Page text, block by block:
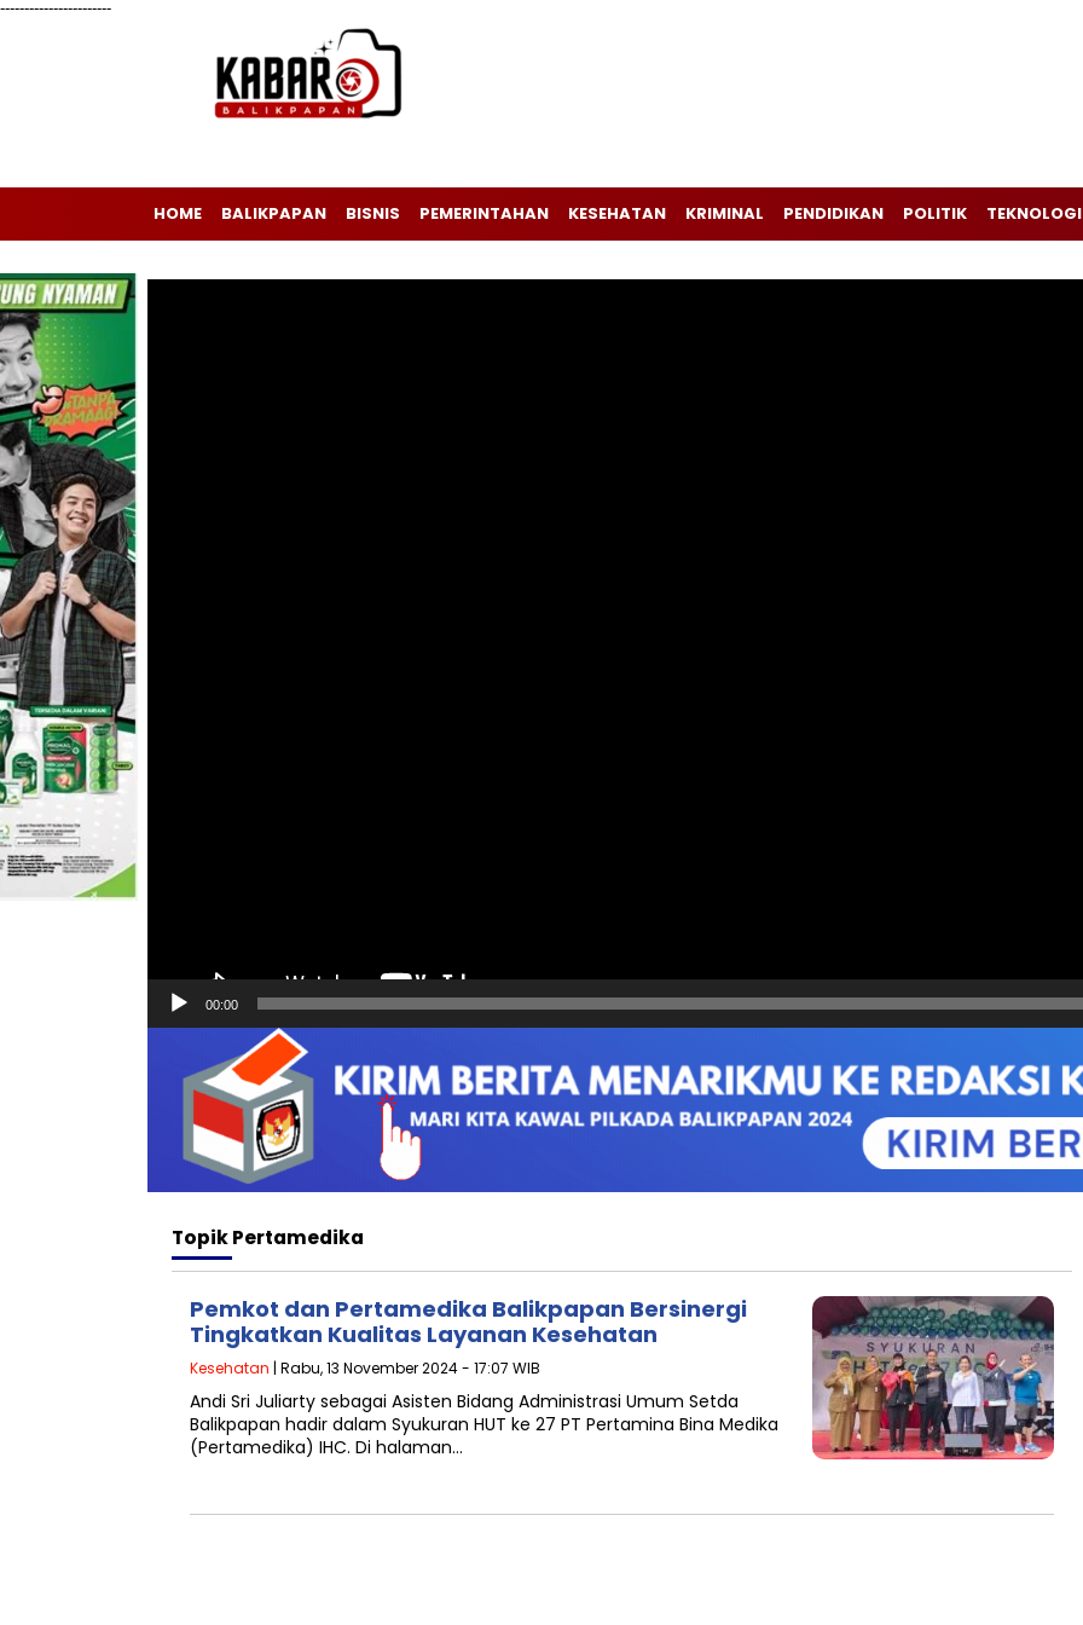
-----------------------
HOME BALIKPAPAN BISNIS PEMERINTAHAN KESEHATAN KRIMINAL PENDIDIKAN POLITIK TEKNOLOGI
00:00
TopikPertamedika
Pemkot dan Pertamedika Balikpapan Bersinergi
Tingkatkan Kualitas Layanan Kesehatan
Kesehatan | Rabu, 13 November 2024 - 17:07 WIB
Andi Sri Juliarty sebagai Asisten Bidang Administrasi Umum Setda
Balikpapan hadir dalam Syukuran HUT ke 27 PT Pertamina Bina Medika
(Pertamedika) IHC. Di halaman…